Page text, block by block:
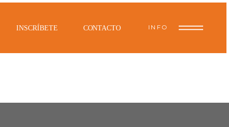
INSCRÍBETE CONTACTO INFO